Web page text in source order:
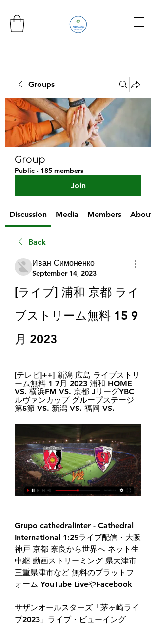
Groups
Group
Public · 185 members
Join
Discussion Media Members About
Back
Иван Симоненко
September 14, 2023
[ライブ] 浦和 京都 ライ
ブストリーム無料 15 9
月 2023
[テレビ]++] 新潟 広島 ライブストリ
ーム無料 1 7月 2023 浦和 HOME
VS. 横浜FM VS. 京都 JリーグYBC
ルヴァンカップ グループステージ
第5節 VS. 新潟 VS. 福岡 VS.
Grupo cathedralinter - Cathedral
International 1:25ライブ配信・大阪
神戸 京都 奈良から世界へ ネット生
中継 動画ストリーミング 県大津市
三重県津市など 無料のプラットフ
ォーム YouTube LiveやFacebook
サザンオールスターズ「茅ヶ崎ライ
ブ2023」ライブ・ビューイング